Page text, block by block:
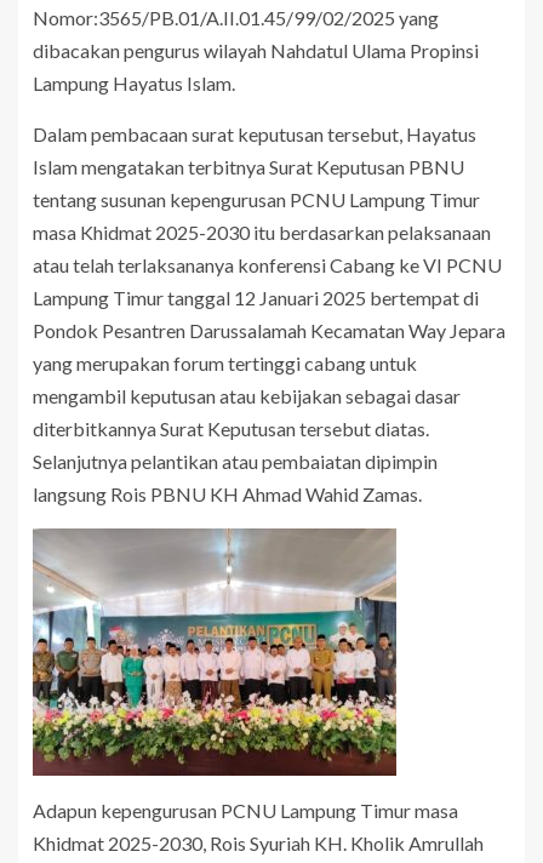
Nomor:3565/PB.01/A.II.01.45/99/02/2025 yang
dibacakan pengurus wilayah Nahdatul Ulama Propinsi
Lampung Hayatus Islam.
Dalam pembacaan surat keputusan tersebut, Hayatus
Islam mengatakan terbitnya Surat Keputusan PBNU
tentang susunan kepengurusan PCNU Lampung Timur
masa Khidmat 2025-2030 itu berdasarkan pelaksanaan
atau telah terlaksananya konferensi Cabang ke VI PCNU
Lampung Timur tanggal 12 Januari 2025 bertempat di
Pondok Pesantren Darussalamah Kecamatan Way Jepara
yang merupakan forum tertinggi cabang untuk
mengambil keputusan atau kebijakan sebagai dasar
diterbitkannya Surat Keputusan tersebut diatas.
Selanjutnya pelantikan atau pembaiatan dipimpin
langsung Rois PBNU KH Ahmad Wahid Zamas.
Adapun kepengurusan PCNU Lampung Timur masa
Khidmat 2025-2030, Rois Syuriah KH. Kholik Amrullah